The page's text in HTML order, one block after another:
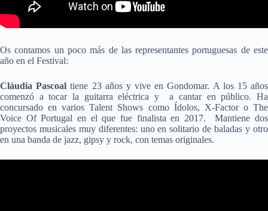
Os contamos un poco más de las representantes portuguesas de este
año en el Festival:
Cláudia Pascoal tiene 23 años y vive en Gondomar. A los 15 años
comenzó a tocar la guitarra eléctrica y a cantar en público. Ha
concursado en varios Talent Shows como Ídolos, X-Factor o The
Voice Of Portugal en el que fue finalista en 2017. Mantiene dos
proyectos musicales muy diferentes: uno en solitario de baladas y otro
en una banda de jazz, gipsy y rock, con temas originales.